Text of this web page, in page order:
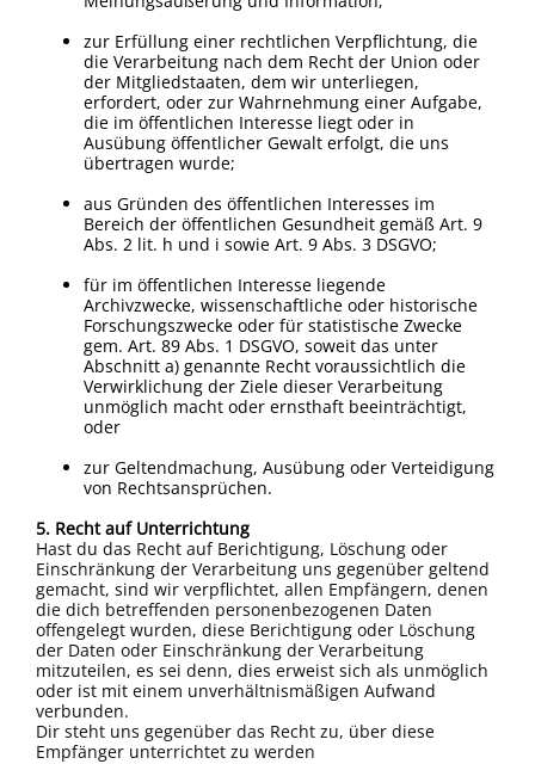
zur Erfüllung einer rechtlichen Verpflichtung, die
die Verarbeitung nach dem Recht der Union oder
der Mitgliedstaaten, dem wir unterliegen,
erfordert, oder zur Wahrnehmung einer Aufgabe,
die im öffentlichen Interesse liegt oder in
Ausübung öffentlicher Gewalt erfolgt, die uns
übertragen wurde;
aus Gründen des öffentlichen Interesses im
Bereich der öffentlichen Gesundheit gemäß Art. 9
Abs. 2 lit. h und i sowie Art. 9 Abs. 3 DSGVO;
für im öffentlichen Interesse liegende
Archivzwecke, wissenschaftliche oder historische
Forschungszwecke oder für statistische Zwecke
gem. Art. 89 Abs. 1 DSGVO, soweit das unter
Abschnitt a) genannte Recht voraussichtlich die
Verwirklichung der Ziele dieser Verarbeitung
unmöglich macht oder ernsthaft beeinträchtigt,
oder
zur Geltendmachung, Ausübung oder Verteidigung
von Rechtsansprüchen.
5. Recht auf Unterrichtung
Hast du das Recht auf Berichtigung, Löschung oder
Einschränkung der Verarbeitung uns gegenüber geltend
gemacht, sind wir verpflichtet, allen Empfängern, denen
die dich betreffenden personenbezogenen Daten
offengelegt wurden, diese Berichtigung oder Löschung
der Daten oder Einschränkung der Verarbeitung
mitzuteilen, es sei denn, dies erweist sich als unmöglich
oder ist mit einem unverhältnismäßigen Aufwand
verbunden.
Dir steht uns gegenüber das Recht zu, über diese
Empfänger unterrichtet zu werden